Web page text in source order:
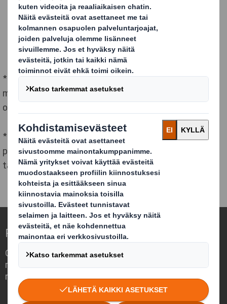
LUE LISÄÄ ENGLANNIKSI
*Science Based Targets sitouttaa ja tukee yrityksiä
määrittämään, kuinka paljon ja kuinka nopeasti niiden
on vähennettävä kasvihuonekaasupäästöjään.
**Termi nettonolla viittaa tuotetun ja ilmakehästä
poistuneen kasvihuonekaasumäärän väliseen
tasapainoon.
Redefining Packaging for a Changing World
Olemme erilainen yritys, koska näemme,
miten pakkauksilla on merkittävä rooli
meitä ympäröivässä maailmassa.